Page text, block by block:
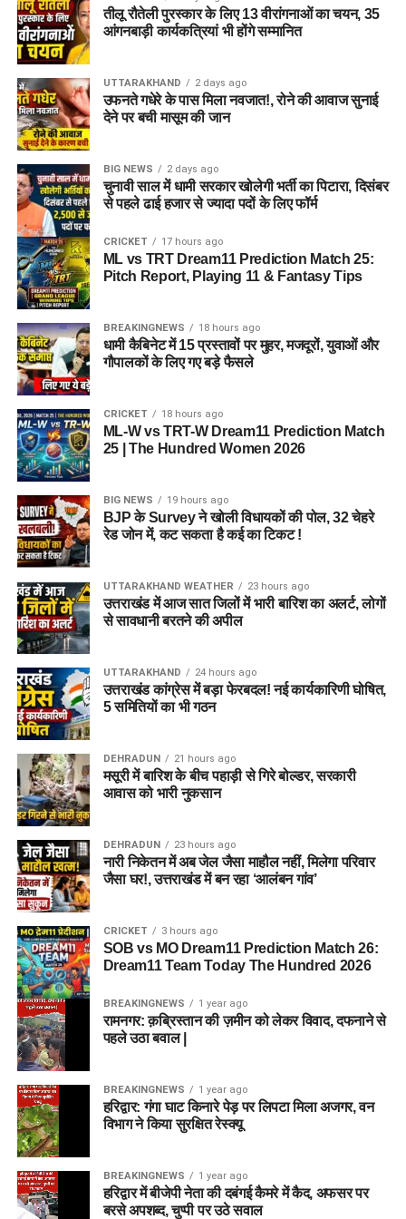
तीलू रौतेली पुरस्कार के लिए 13 वीरांगनाओं का चयन, 35
आंगनबाड़ी कार्यकत्रियां भी होंगे सम्मानित
UTTARAKHAND 2 days ago
उफनते गधेरे के पास मिला नवजात!, रोने की आवाज सुनाई
देने पर बची मासूम की जान
BIG NEWS 2 days ago
चुनावी साल में धामी सरकार खोलेगी भर्ती का पिटारा, दिसंबर
से पहले ढाई हजार से ज्यादा पदों के लिए फॉर्म
CRICKET 17 hours ago
ML vs TRT Dream11 Prediction Match 25:
Pitch Report, Playing 11 & Fantasy Tips
BREAKINGNEWS 18 hours ago
धामी कैबिनेट में 15 प्रस्तावों पर मुहर, मजदूरों, युवाओं और
गौपालकों के लिए गए बड़े फैसले
CRICKET 18 hours ago
ML-W vs TRT-W Dream11 Prediction Match
25 | The Hundred Women 2026
BIG NEWS 19 hours ago
BJP के Survey ने खोली विधायकों की पोल, 32 चेहरे
रेड जोन में, कट सकता है कई का टिकट !
UTTARAKHAND WEATHER 23 hours ago
उत्तराखंड में आज सात जिलों में भारी बारिश का अलर्ट, लोगों
से सावधानी बरतने की अपील
UTTARAKHAND 24 hours ago
उत्तराखंड कांग्रेस में बड़ा फेरबदल! नई कार्यकारिणी घोषित,
5 समितियों का भी गठन
DEHRADUN 21 hours ago
मसूरी में बारिश के बीच पहाड़ी से गिरे बोल्डर, सरकारी
आवास को भारी नुकसान
DEHRADUN 23 hours ago
नारी निकेतन में अब जेल जैसा माहौल नहीं, मिलेगा परिवार
जैसा घर!, उत्तराखंड में बन रहा ‘आलंबन गांव’
CRICKET 3 hours ago
SOB vs MO Dream11 Prediction Match 26:
Dream11 Team Today The Hundred 2026
BREAKINGNEWS 1 year ago
रामनगर: क़ब्रिस्तान की ज़मीन को लेकर विवाद, दफनाने से
पहले उठा बवाल |
BREAKINGNEWS 1 year ago
हरिद्वार: गंगा घाट किनारे पेड़ पर लिपटा मिला अजगर, वन
विभाग ने किया सुरक्षित रेस्क्यू
BREAKINGNEWS 1 year ago
हरिद्वार में बीजेपी नेता की दबंगई कैमरे में कैद, अफसर पर
बरसे अपशब्द, चुप्पी पर उठे सवाल